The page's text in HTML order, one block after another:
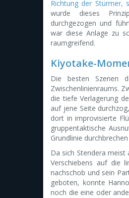
Richtung der Stürmer,
wurde dieses
durchgezogen und
war diese Anlage zu
raumgreifend.
Kiyotake-
Die besten Szenen
Zwischenlinienraums.
die tiefe Verlagerung
auf jene Seite
dort in improvisierte
gruppentaktische
Grundlinie
Da sich Stendera
Verschiebens auf die
nachschob und sein
geboten, konnte
noch die eine oder